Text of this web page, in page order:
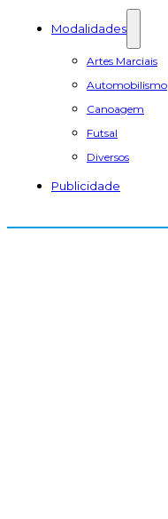
Modalidades
Artes Marciais
Automobilismo
Canoagem
Futsal
Diversos
Publicidade